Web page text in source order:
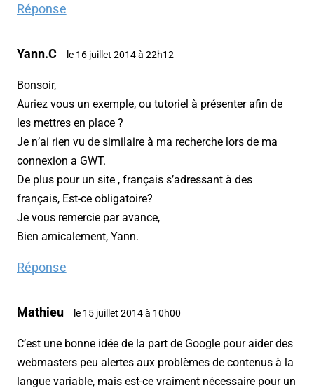
Réponse
Yann.C le 16 juillet 2014 à 22h12
Bonsoir,
Auriez vous un exemple, ou tutoriel à présenter afin de
les mettres en place ?
Je n’ai rien vu de similaire à ma recherche lors de ma
connexion a GWT.
De plus pour un site , français s’adressant à des
français, Est-ce obligatoire?
Je vous remercie par avance,
Bien amicalement, Yann.
Réponse
Mathieu le 15 juillet 2014 à 10h00
C’est une bonne idée de la part de Google pour aider des
webmasters peu alertes aux problèmes de contenus à la
langue variable, mais est-ce vraiment nécessaire pour un